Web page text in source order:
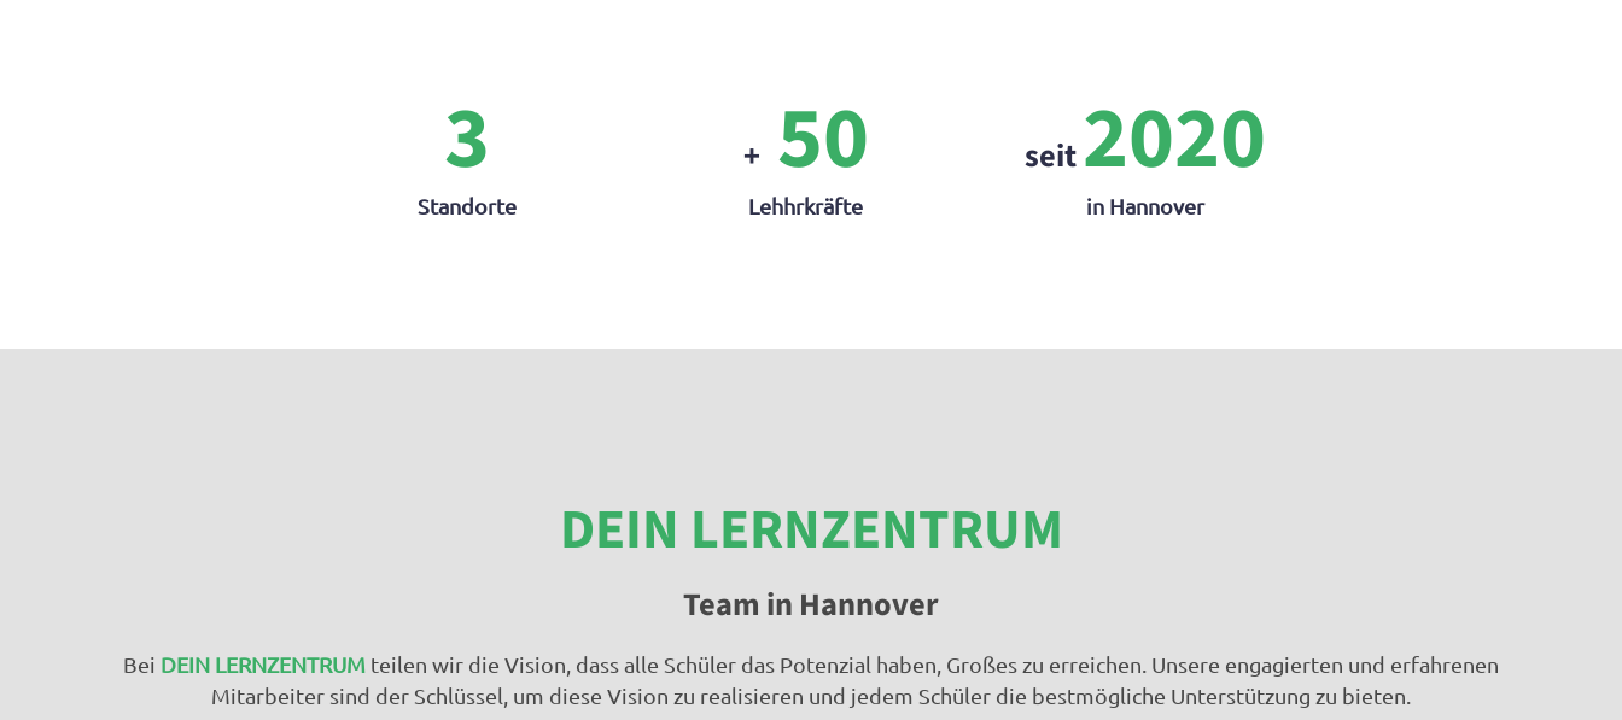
3
Standorte
+ 50
Lehhrkräfte
seit2020
in Hannover
DEIN LERNZENTRUM
Team in Hannover
Bei DEIN LERNZENTRUM teilen wir die Vision, dass alle Schüler das Potenzial haben, Großes zu erreichen. Unsere engagierten und erfahrenen
Mitarbeiter sind der Schlüssel, um diese Vision zu realisieren und jedem Schüler die bestmögliche Unterstützung zu bieten.